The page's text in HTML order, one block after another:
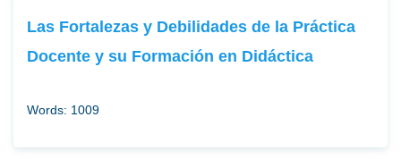
Las Fortalezas y Debilidades de la Práctica
Docente y su Formación en Didáctica
Words: 1009